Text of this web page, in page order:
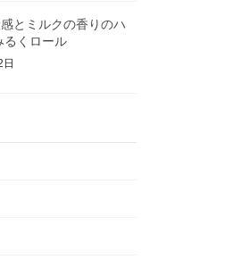
とミルクの香りのハ
るくロール